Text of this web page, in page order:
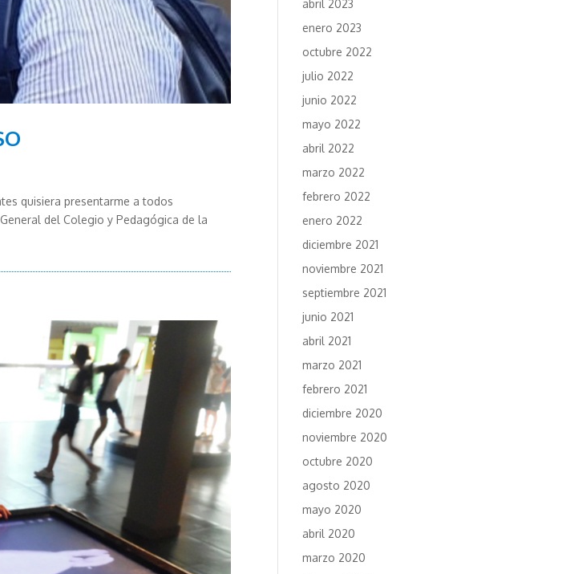
quisiera presentarme a todos
del Colegio y Pedagógica de la
abril 2023
enero 2023
octubre 2022
julio 2022
junio 2022
mayo 2022
abril 2022
marzo 2022
febrero 2022
enero 2022
diciembre 2021
noviembre 2021
septiembre 2021
junio 2021
abril 2021
marzo 2021
febrero 2021
diciembre 2020
noviembre 2020
octubre 2020
agosto 2020
mayo 2020
abril 2020
marzo 2020